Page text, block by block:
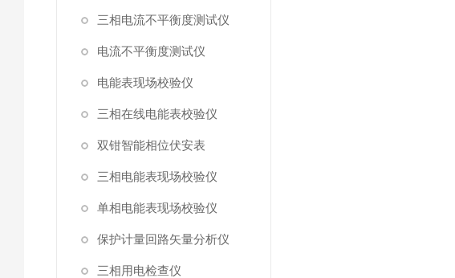
三相电流不平衡度测试仪
电流不平衡度测试仪
电能表现场校验仪
三相在线电能表校验仪
双钳智能相位伏安表
三相电能表现场校验仪
单相电能表现场校验仪
保护计量回路矢量分析仪
三相用电检查仪